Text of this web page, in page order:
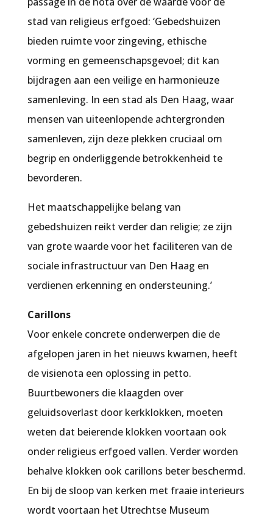
stad van religieus erfgoed: ‘Gebedshuizen
bieden ruimte voor zingeving, ethische
vorming en gemeenschapsgevoel; dit kan
bijdragen aan een veilige en harmonieuze
samenleving. In een stad als Den Haag, waar
mensen van uiteenlopende achtergronden
samenleven, zijn deze plekken cruciaal om
begrip en onderliggende betrokkenheid te
bevorderen.
Het maatschappelijke belang van
gebedshuizen reikt verder dan religie; ze zijn
van grote waarde voor het faciliteren van de
sociale infrastructuur van Den Haag en
verdienen erkenning en ondersteuning.’
Carillons
Voor enkele concrete onderwerpen die de
afgelopen jaren in het nieuws kwamen, heeft
de visienota een oplossing in petto.
Buurtbewoners die klaagden over
geluidsoverlast door kerkklokken, moeten
weten dat beierende klokken voortaan ook
onder religieus erfgoed vallen. Verder worden
behalve klokken ook carillons beter beschermd.
En bij de sloop van kerken met fraaie interieurs
wordt voortaan het Utrechtse Museum